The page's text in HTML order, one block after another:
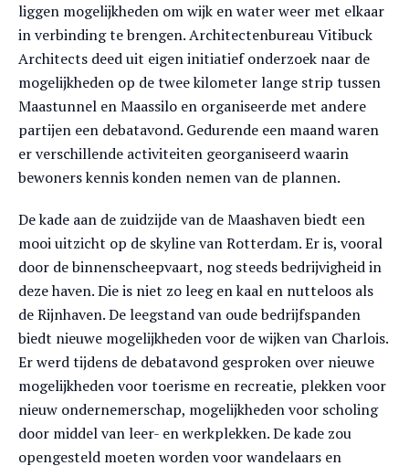
liggen mogelijkheden om wijk en water weer met elkaar
in verbinding te brengen. Architectenbureau Vitibuck
Architects deed uit eigen initiatief onderzoek naar de
mogelijkheden op de twee kilometer lange strip tussen
Maastunnel en Maassilo en organiseerde met andere
partijen een debatavond. Gedurende een maand waren
er verschillende activiteiten georganiseerd waarin
bewoners kennis konden nemen van de plannen.
De kade aan de zuidzijde van de Maashaven biedt een
mooi uitzicht op de skyline van Rotterdam. Er is, vooral
door de binnenscheepvaart, nog steeds bedrijvigheid in
deze haven. Die is niet zo leeg en kaal en nutteloos als
de Rijnhaven. De leegstand van oude bedrijfspanden
biedt nieuwe mogelijkheden voor de wijken van Charlois.
Er werd tijdens de debatavond gesproken over nieuwe
mogelijkheden voor toerisme en recreatie, plekken voor
nieuw ondernemerschap, mogelijkheden voor scholing
door middel van leer- en werkplekken. De kade zou
opengesteld moeten worden voor wandelaars en